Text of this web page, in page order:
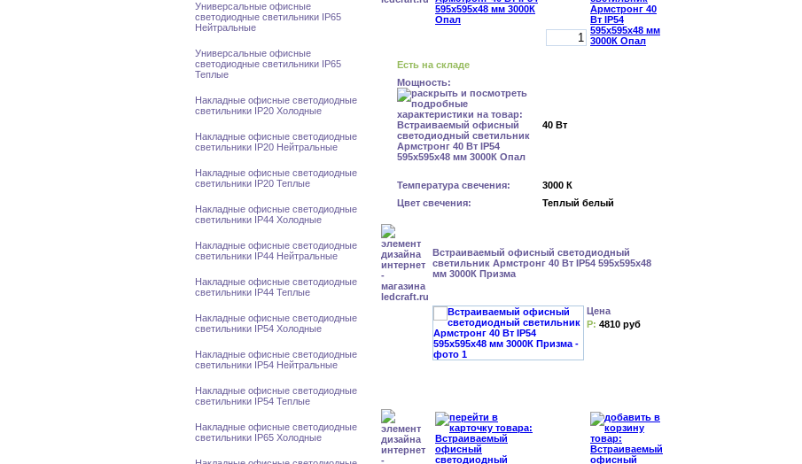
Универсальные офисные
светодиодные светильники IP65
Нейтральные
Универсальные офисные
светодиодные светильники IP65
Теплые
Накладные офисные светодиодные
светильники IP20 Холодные
Накладные офисные светодиодные
светильники IP20 Нейтральные
Накладные офисные светодиодные
светильники IP20 Теплые
Накладные офисные светодиодные
светильники IP44 Холодные
Накладные офисные светодиодные
светильники IP44 Нейтральные
Накладные офисные светодиодные
светильники IP44 Теплые
Накладные офисные светодиодные
светильники IP54 Холодные
Накладные офисные светодиодные
светильники IP54 Нейтральные
Накладные офисные светодиодные
светильники IP54 Теплые
Накладные офисные светодиодные
светильники IP65 Холодные
Есть на складе
Мощность:
40 Вт
Температура свечения:
3000 К
Цвет свечения:
Теплый белый
Встраиваемый офисный светодиодный
светильник Армстронг 40 Вт IP54 595x595x48
мм 3000К Призма
Цена
Р: 4810 руб